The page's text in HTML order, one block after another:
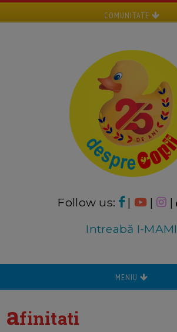
COMUNITATE
Follow us: | | |
Intreabă I-MAMI
MENIU
afinitati